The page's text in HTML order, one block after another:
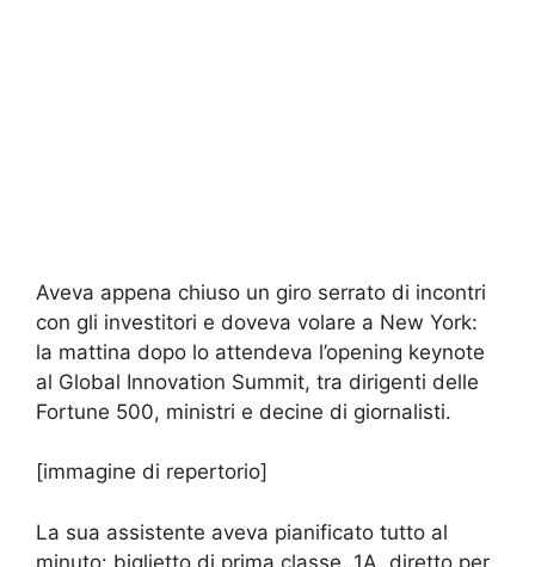
Aveva appena chiuso un giro serrato di incontri
con gli investitori e doveva volare a New York:
la mattina dopo lo attendeva l’opening keynote
al Global Innovation Summit, tra dirigenti delle
Fortune 500, ministri e decine di giornalisti.
[immagine di repertorio]
La sua assistente aveva pianificato tutto al
minuto: biglietto di prima classe, 1A, diretto per